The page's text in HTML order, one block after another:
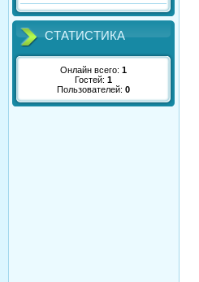
СТАТИСТИКА
Онлайн всего: 1
Гостей: 1
Пользователей: 0